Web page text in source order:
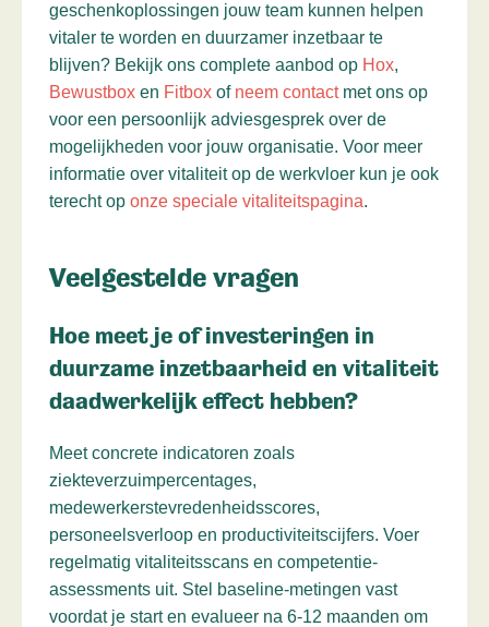
geschenkoplossingen jouw team kunnen helpen
vitaler te worden en duurzamer inzetbaar te
blijven? Bekijk ons complete aanbod op Hox,
Bewustbox en Fitbox of neem contactmet ons op
voor een persoonlijk adviesgesprek over de
mogelijkheden voor jouw organisatie. Voor meer
informatie over vitaliteit op de werkvloer kun je ook
terecht op onze speciale vitaliteitspagina.
Veelgestelde vragen
Hoe meet je of investeringen in
duurzame inzetbaarheid en vitaliteit
daadwerkelijk effect hebben?
Meet concrete indicatoren zoals
ziekteverzuimpercentages,
medewerkerstevredenheidsscores,
personeelsverloop en productiviteitscijfers. Voer
regelmatig vitaliteitsscans en competentie-
assessments uit. Stel baseline-metingen vast
voordat je start en evalueer na 6-12 maanden om